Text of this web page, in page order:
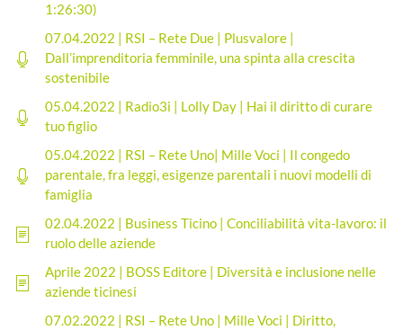
1:26:30)
07.04.2022 | RSI – Rete Due | Plusvalore |
Dall’imprenditoria femminile, una spinta alla crescita
sostenibile
05.04.2022 | Radio3i | Lolly Day | Hai il diritto di curare
tuo figlio
05.04.2022 | RSI – Rete Uno| Mille Voci | Il congedo
parentale, fra leggi, esigenze parentali i nuovi modelli di
famiglia
02.04.2022 | Business Ticino | Conciliabilità vita-lavoro: il
ruolo delle aziende
Aprile 2022 | BOSS Editore | Diversità e inclusione nelle
aziende ticinesi
07.02.2022 | RSI – Rete Uno | Mille Voci | Diritto,